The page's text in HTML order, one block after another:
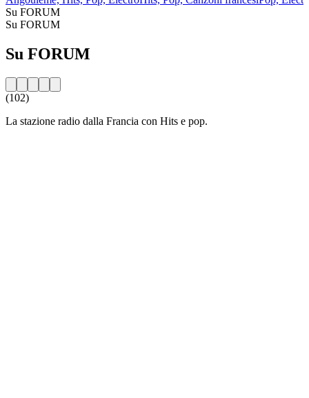
Su FORUM
Su FORUM
Su FORUM
(102)
La stazione radio dalla Francia con Hits e pop.